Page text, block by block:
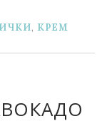
, KРЕМ